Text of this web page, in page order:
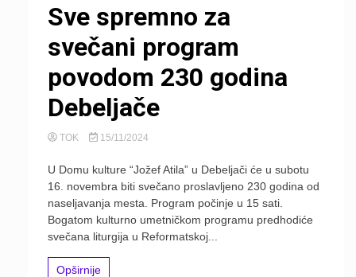
Sve spremno za
svečani program
povodom 230 godina
Debeljače
TOK 15/11/2024
U Domu kulture “Jožef Atila” u Debeljači će u subotu
16. novembra biti svečano proslavljeno 230 godina od
naseljavanja mesta. Program počinje u 15 sati.
Bogatom kulturno umetničkom programu predhodiće
svečana liturgija u Reformatskoj...
Opširnije